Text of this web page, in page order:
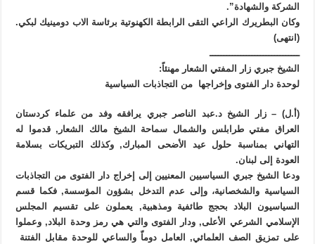
الشركة والشهادة”.
وكان البطريرك الراعي التقى الرابطة الكهنوتية برئاسة الاب دومينيك لبكي.
(انتهى)
ــــــــــــــــــــــــــــــــ
الشيخ جبري زار المفتي الشعار مهنئاً:
لوحدة دار الفتوى وإخراجها من التجاذبات السياسية
(أ.ل) – زار الشيخ د.عبد الناصر جبري يرافقه وفد من علماء كردستان
العراق مفتي طرابلس والشمال سماحة الشيخ مالك الشعار, قدموا له
التهاني بمناسبة حلول عيد الأضحى المبارك, وكذلك التبريكات بسلامة
العودة إلى لبنان.
ودعا الشيخ جبري السياسيين المعنيين إلى إخراج دار الفتوى من التجاذبات
السياسية والشخصانية، وإلى عدم التدخل بشؤون المؤسسة, فكما قسم
السياسيون البلاد بحجج طائفية ومذهبية, يعملون على تقسيم المجلس
الإسلامي الشرعي الأعلى, ودار الفتوى والتي هي رمز وحدة البلاد, وعملوا
على تمزيق الصف العلمائي, العامل دوماّ والساعي للوحدة مقابل الفتنة